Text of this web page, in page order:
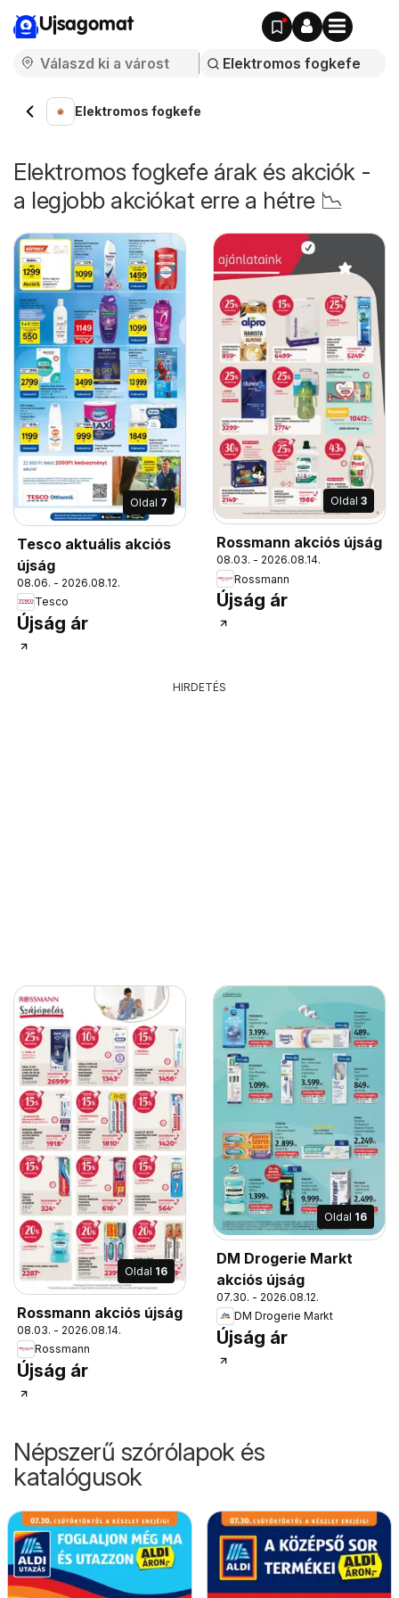
Ujsagomat
Elektromos fogkefe
Elektromos fogkefe árak és akciók -
a legjobb akciókat erre a hétre 📉
Oldal 7
Tesco aktuális akciós
újság
08.06. - 2026.08.12.
Tesco
Újság ár
Oldal 3
Rossmann akciós újság
08.03. - 2026.08.14.
Rossmann
Újság ár
HIRDETÉS
Oldal 16
Rossmann akciós újság
08.03. - 2026.08.14.
Rossmann
Újság ár
Oldal 16
DM Drogerie Markt
akciós újság
07.30. - 2026.08.12.
DM Drogerie Markt
Újság ár
Népszerű szórólapok és
katalógusok